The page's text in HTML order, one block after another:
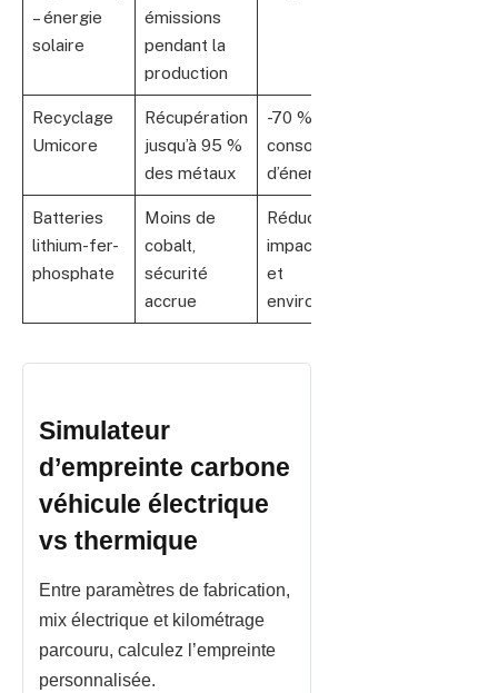
– énergie
solaire
émissions
pendant la
production
Recyclage
Umicore
Récupération
jusqu’à 95 %
des métaux
-70 %
consommation
d’énergie
Batteries
lithium-fer-
phosphate
Moins de
cobalt,
sécurité
accrue
Réduction des
impacts sociaux
et
environnementaux
Simulateur
d’empreinte carbone
véhicule électrique
vs thermique
Entre paramètres de fabrication,
mix électrique et kilométrage
parcouru, calculez l’empreinte
personnalisée.